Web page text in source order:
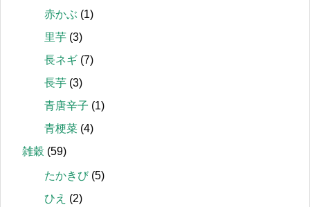
赤かぶ (1)
里芋 (3)
長ネギ (7)
長芋 (3)
青唐辛子 (1)
青梗菜 (4)
雑穀 (59)
たかきび(5)
ひえ (2)